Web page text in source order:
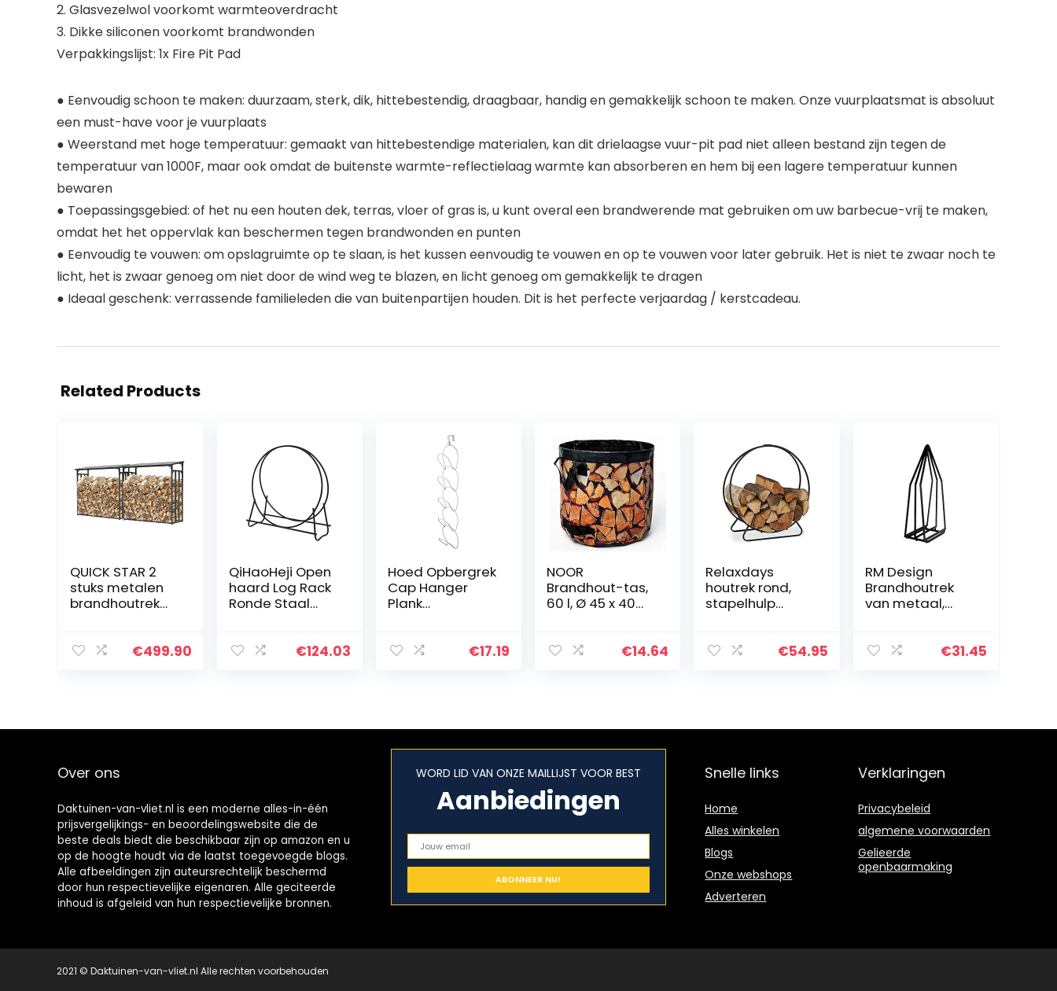
2. Glasvezelwol voorkomt warmteoverdracht
3. Dikke siliconen voorkomt brandwonden
Verpakkingslijst: 1x Fire Pit Pad
● Eenvoudig schoon te maken: duurzaam, sterk, dik, hittebestendig, draagbaar, handig en gemakkelijk schoon te maken. Onze vuurplaatsmat is absoluut
een must-have voor je vuurplaats
● Weerstand met hoge temperatuur: gemaakt van hittebestendige materialen, kan dit drielaagse vuur-pit pad niet alleen bestand zijn tegen de
temperatuur van 1000F, maar ook omdat de buitenste warmte-reflectielaag warmte kan absorberen en hem bij een lagere temperatuur kunnen
bewaren
● Toepassingsgebied: of het nu een houten dek, terras, vloer of gras is, u kunt overal een brandwerende mat gebruiken om uw barbecue-vrij te maken,
omdat het het oppervlak kan beschermen tegen brandwonden en punten
● Eenvoudig te vouwen: om opslagruimte op te slaan, is het kussen eenvoudig te vouwen en op te vouwen voor later gebruik. Het is niet te zwaar noch te
licht, het is zwaar genoeg om niet door de wind weg te blazen, en licht genoeg om gemakkelijk te dragen
● Ideaal geschenk: verrassende familieleden die van buitenpartijen houden. Dit is het perfecte verjaardag / kerstcadeau.
Related Products
QUICK STAR 2
stuks metalen
brandhoutrek
tuin
€499.90
QiHaoHeji Open
haard Log Rack
Ronde Staal
Duty Houder Log
€124.03
Hoed Opbergrek
Cap Hanger
Plank
Deurkast Ronde
€17.19
NOOR
Brandhout-tas,
60 l, Ø 45 x 40
haardhoutman
€14.64
Relaxdays
houtrek rond,
stapelhulp
binnen, H x B x D:
€54.95
RM Design
Brandhoutrek
van metaal,
buiten,
€31.45
Over ons
Daktuinen-van-vliet.nl is een moderne alles-in-één
prijsvergelijkings- en beoordelingswebsite die de
beste deals biedt die beschikbaar zijn op amazon en u
op de hoogte houdt via de laatst toegevoegde blogs.
Alle afbeeldingen zijn auteursrechtelijk beschermd
door hun respectievelijke eigenaren. Alle geciteerde
inhoud is afgeleid van hun respectievelijke bronnen.
WORD LID VAN ONZE MAILLIJST VOOR BEST
Aanbiedingen
Snelle links
Home
Alles winkelen
Blogs
Onze webshops
Adverteren
Verklaringen
Privacybeleid
algemene voorwaarden
Gelieerde
openbaarmaking
2021 © Daktuinen-van-vliet.nl Alle rechten voorbehouden